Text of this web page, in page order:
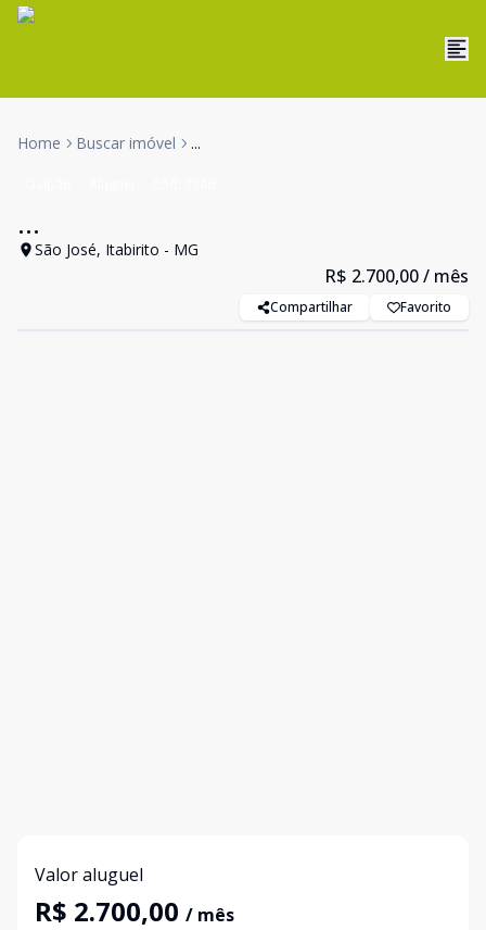
Home Buscar imóvel ...
...
São José, Itabirito - MG
R$ 2.700,00/ mês
Compartilhar Favorito
Valor aluguel
R$ 2.700,00 / mês